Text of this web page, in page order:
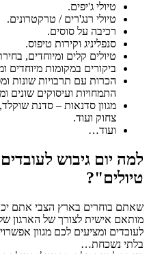
טיולי ג'יפים.
טיולי רנג'רים / טרקטרונים.
רכיבה על סוסים.
סנפליניג וקירות טיפוס.
טיולים קלים ומיוחדים,
ביקורים במקומות מיוחדים
הכרות עם תרבויות שונות
התמחויות ועיסוקים שונים
מגוון סדנאות – סדנת
צחוק ועוד.
ועוד…
למה יום גיבוש
טיולים"?
שאתם בוחרים בארץ הצבי אתם
מותאם אישית לצורך של הארגון
לעובדים ומציעים לכם מגוון
בלתי נשכחת…